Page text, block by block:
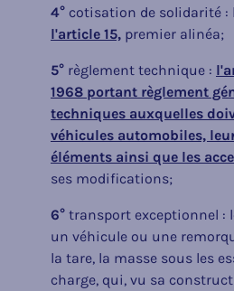
4° cotisation de solidarité :
l'article 15, premier alinéa;
5° règlement technique :
1968 portant règlement
techniques auxquelles
véhicules automobiles,
éléments ainsi que les
ses modifications;
6° transport exceptionnel :
un véhicule ou une
la tare, la masse sous les
charge, qui, vu sa